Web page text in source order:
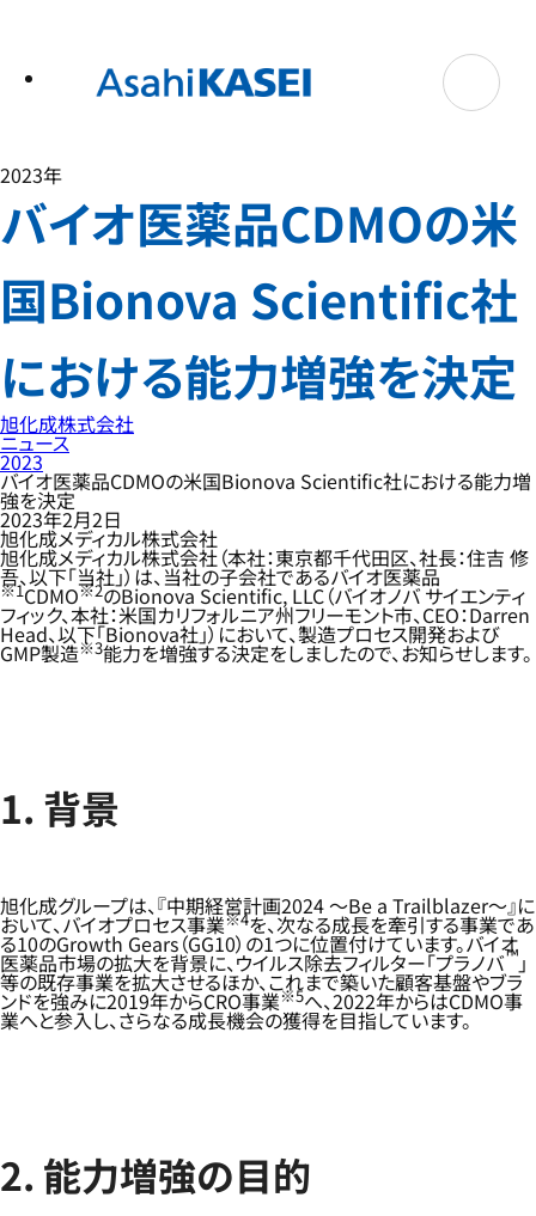
2023年
バイオ医薬品CDMOの米
国Bionova Scientific社
における能力増強を決定
旭化成株式会社
ニュース
2023
バイオ医薬品CDMOの米国Bionova Scientific社における能力増
強を決定
2023年2月2日
旭化成メディカル株式会社
旭化成メディカル株式会社（本社：東京都千代田区、社長：住吉 修
吾、以下「当社」）は、当社の子会社であるバイオ医薬品
※1CDMO※2のBionova Scientific, LLC（バイオノバ サイエンティ
フィック、本社：米国カリフォルニア州フリーモント市、CEO：Darren
Head、以下「Bionova社」）において、製造プロセス開発および
GMP製造※3能力を増強する決定をしましたので、お知らせします。
1. 背景
旭化成グループは、『中期経営計画2024 ～Be a Trailblazer～』に
おいて、バイオプロセス事業※4を、次なる成長を牽引する事業であ
る10のGrowth Gears（GG10）の1つに位置付けています。バイオ
医薬品市場の拡大を背景に、ウイルス除去フィルター「プラノバ™」
等の既存事業を拡大させるほか、これまで築いた顧客基盤やブラ
ンドを強みに2019年からCRO事業※5へ、2022年からはCDMO事
業へと参入し、さらなる成長機会の獲得を目指しています。
2. 能力増強の目的